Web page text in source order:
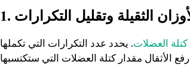
كتلة العضلات. يحدد عدد التكرارات التي تكملها